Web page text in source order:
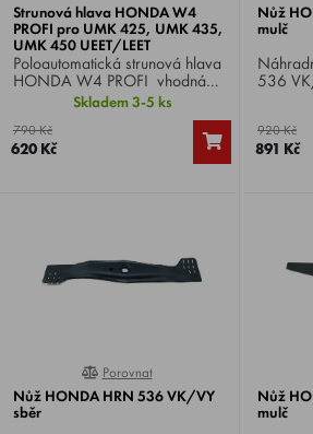
Strunová hlava HONDA W4
PROFI pro UMK 425, UMK 435,
UMK 450 UEET/LEET
Poloautomatická strunová hlava
HONDA W4 PROFI vhodná
pro křovinořezy HONDA UMK
425, UMK 435, UMK 450 E
UEET/LEET. Závit M10x1,25.
Průměr hlavy 100 mm.
Skladem 3-5 ks
790 Kč
620 Kč
Nůž
mulč
Náhradní nůž
536
920 Kč
891 Kč
100%
Porovnat
Nůž HONDA HRN 536 VK/VY
sběr
Nůž
mulč